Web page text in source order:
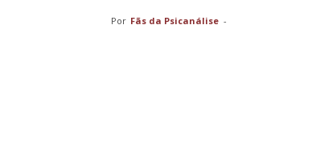
Por Fãs da Psicanálise -